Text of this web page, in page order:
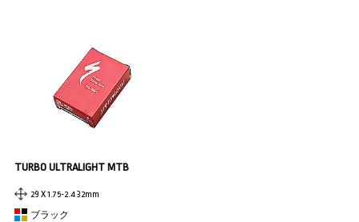
TURBO ULTRALIGHT MTB
29 X 1.75-2.4 32mm
ブラック